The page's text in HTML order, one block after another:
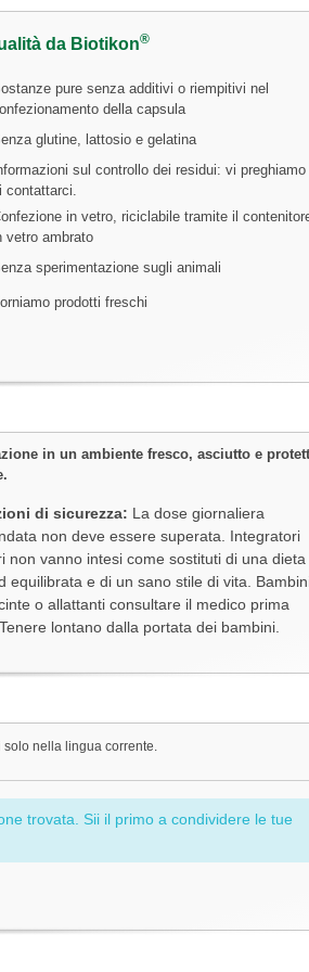
da Biotikon®
pure senza additivi o riempitivi nel
della capsula
glutine, lattosio e gelatina
sul controllo dei residui: vi preghiamo
contattarci.
in vetro, riciclabile tramite il
vetro ambrato
sperimentazione sugli animali
prodotti freschi
in un ambiente fresco, asciutto e
di sicurezza: La dose giornaliera
non deve essere superata. Integratori
non vanno intesi come sostituti di una dieta
equilibrata e di un sano stile di vita.
o allattanti consultare il medico prima
lontano dalla portata dei bambini.
nella lingua corrente.
trovata. Sii il primo a condividere le tue